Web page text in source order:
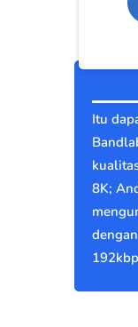
Itu
8K;